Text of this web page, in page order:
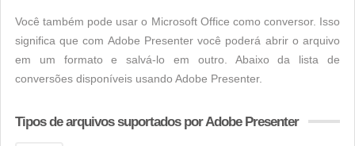
Você também pode usar o Microsoft Office como conversor. Isso
significa que com Adobe Presenter você poderá abrir o arquivo
em um formato e salvá-lo em outro. Abaixo da lista de
conversões disponíveis usando Adobe Presenter.
Tipos de arquivos suportados por Adobe Presenter